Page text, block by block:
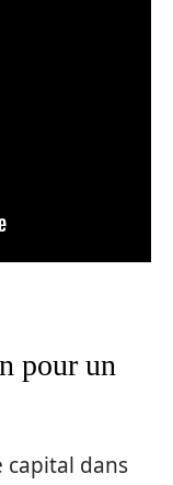
pour un
capital dans